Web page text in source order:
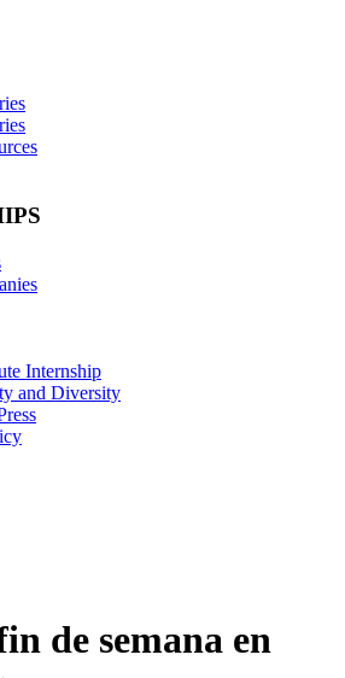
Internship
and Diversity
de semana en